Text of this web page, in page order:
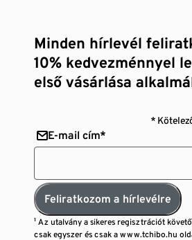
Minden hírlevél
10% kedvezménnyel
első vásárlása
*
E-mail cím*
Feliratkozom a hírlevélre
¹ Az utalvány a sikeres regisztrációt
csak egyszer és csak a www.tchibo.hu